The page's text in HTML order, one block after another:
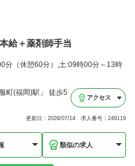
給＋薬剤師手当
分（休憩60分）,土:09時00分～13時
町(福岡)駅」 徒歩5
アクセス
更新日：2026/07/14 求人番号：249119
類似の求人